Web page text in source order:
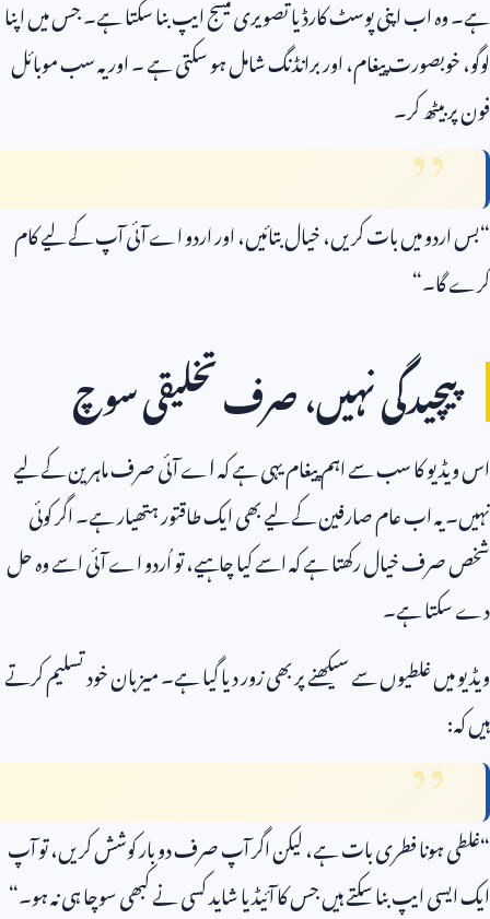
ہے۔ وہ اب اپنی پوسٹ کارڈ یا تصویری میسج ایپ بنا سکتا ہے۔ جس میں اپنا
لوگو، خوبصورت پیغام، اور برانڈنگ شامل ہو سکتی ہے ۔ اور یہ سب موبائل
فون پر بیٹھ کر۔
“بس اردو میں بات کریں، خیال بتائیں، اور اردو اے آئی آپ کے لیے کام
کرے گا۔“
پیچیدگی نہیں، صرف تخلیقی سوچ
اس ویڈیو کا سب سے اہم پیغام یہی ہے کہاے آئی صرف ماہرین کے لیے
نہیں۔ یہ اب عام صارفین کے لیے بھی ایک طاقتور ہتھیار ہے۔ اگر کوئی
شخص صرف خیال رکھتا ہے کہ اسے کیا چاہیے، تو اُردو اے آئی اسے وہ حل
دے سکتا ہے۔
ویڈیو میں غلطیوں سے سیکھنے پر بھی زور دیا گیا ہے۔ میزبان خود تسلیم کرتے
ہیں کہ:
“غلطی ہونا فطری بات ہے، لیکن اگر آپ صرف دو بار کوشش کریں، تو آپ
ایک ایسی ایپ بنا سکتے ہیں جس کا آئیڈیا شاید کسی نے کبھی سوچا ہی نہ ہو۔“